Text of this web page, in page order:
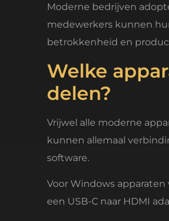
Moderne bedrijven
medewerkers kunnen
betrokkenheid en
Welke
delen?
Vrijwel alle moderne
kunnen allemaal
software.
Voor Windows
een USB-C naar HDMI